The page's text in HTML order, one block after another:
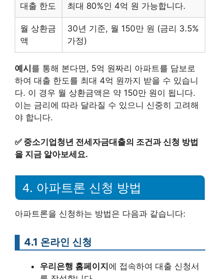
대출 한도 최대 80%인 4억 원 가능합니다.
월 상환금
액
30년 기준, 월 150만 원 (금리 3.5%
가정)
예시를 통해 본다면, 5억 원짜리 아파트를 담보로
하여 대출 한도를 최대 4억 원까지 받을 수 있습니
다. 이 경우 월 상환금액은 약 150만 원이 됩니다.
이는 금리에 따라 달라질 수 있으니 신중히 고려해
야 합니다.
✅ 중소기업청년 전세자금대출의 조건과 신청 방법
을 지금 알아보세요.
4. 아파트론 신청 방법
아파트론을 신청하는 방법은 다음과 같습니다:
4.1 온라인 신청
우리은행 홈페이지 에 접속하여 대출 신청서